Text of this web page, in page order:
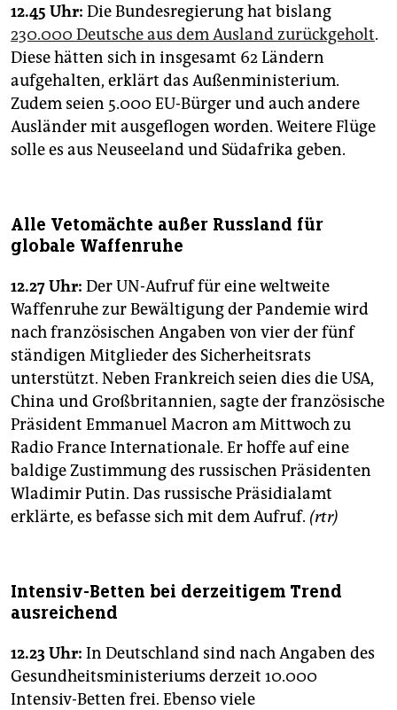
12.45 Uhr: Die Bundesregierung hat bislang
230.000 Deutsche aus dem Ausland zurückgeholt.
Diese hätten sich in insgesamt 62 Ländern
aufgehalten, erklärt das Außenministerium.
Zudem seien 5.000 EU-Bürger und auch andere
Ausländer mit ausgeflogen worden. Weitere Flüge
solle es aus Neuseeland und Südafrika geben.
Alle Vetomächte außer Russland für
globale Waffenruhe
12.27 Uhr: Der UN-Aufruf für eine weltweite
Waffenruhe zur Bewältigung der Pandemie wird
nach französischen Angaben von vier der fünf
ständigen Mitglieder des Sicherheitsrats
unterstützt. Neben Frankreich seien dies die USA,
China und Großbritannien, sagte der französische
Präsident Emmanuel Macron am Mittwoch zu
Radio France Internationale. Er hoffe auf eine
baldige Zustimmung des russischen Präsidenten
Wladimir Putin. Das russische Präsidialamt
erklärte, es befasse sich mit dem Aufruf. (rtr)
Intensiv-Betten bei derzeitigem Trend
ausreichend
12.23 Uhr: In Deutschland sind nach Angaben des
Gesundheitsministeriums derzeit 10.000
Intensiv-Betten frei. Ebenso viele